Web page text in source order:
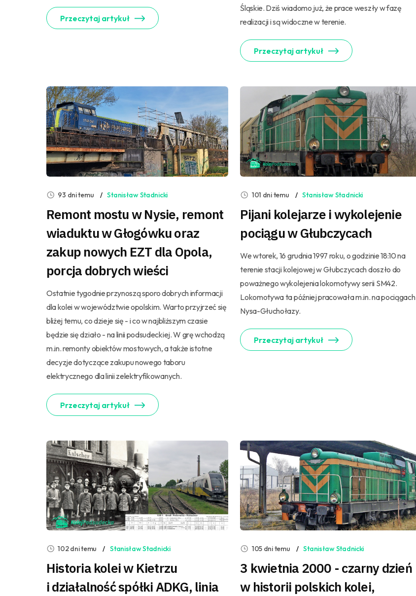
Przeczytaj artykuł
Śląskie. Dziś wiadomo już, że prace weszły w fazę
realizacji i są widoczne w terenie.
Przeczytaj artykuł
93 dni temu Stanisław Stadnicki
Remont mostu w Nysie, remont
wiaduktu w Głogówku oraz
zakup nowych EZT dla Opola,
porcja dobrych wieści
Ostatnie tygodnie przynoszą sporo dobrych informacji
dla kolei w województwie opolskim. Warto przyjrzeć się
bliżej temu, co dzieje się - i co w najbliższym czasie
będzie się działo - na linii podsudeckiej. W grę wchodzą
m.in. remonty obiektów mostowych, a także istotne
decyzje dotyczące zakupu nowego taboru
elektrycznego dla linii zelektryfikowanych.
Przeczytaj artykuł
101 dni temu Stanisław Stadnicki
Pijani kolejarze i wykolejenie
pociągu w Głubczycach
We wtorek, 16 grudnia 1997 roku, o godzinie 18:10 na
terenie stacji kolejowej w Głubczycach doszło do
poważnego wykolejenia lokomotywy serii SM42.
Lokomotywa ta później pracowała m.in. na pociągach
Nysa-Głuchołazy.
Przeczytaj artykuł
102 dni temu Stanisław Stadnicki
Historia kolei w Kietrzu
i działalność spółki ADKG, linia
105 dni temu Stanisław Stadnicki
3 kwietnia 2000 - czarny dzień
w historii polskich kolei,